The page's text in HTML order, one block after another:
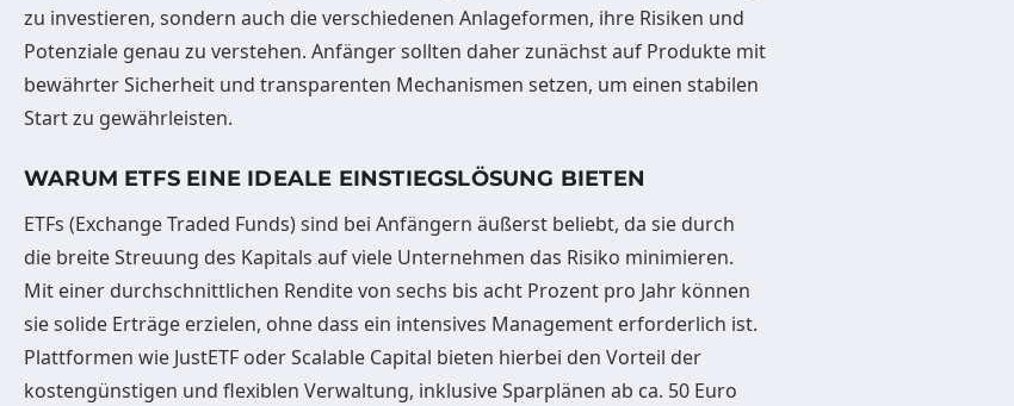
zu investieren, sondern auch die verschiedenen Anlageformen, ihre Risiken und
Potenziale genau zu verstehen. Anfänger sollten daher zunächst auf Produkte mit
bewährter Sicherheit und transparenten Mechanismen setzen, um einen stabilen
Start zu gewährleisten.
WARUM ETFS EINE IDEALE EINSTIEGSLÖSUNG BIETEN
ETFs (Exchange Traded Funds) sind bei Anfängern äußerst beliebt, da sie durch
die breite Streuung des Kapitals auf viele Unternehmen das Risiko minimieren.
Mit einer durchschnittlichen Rendite von sechs bis acht Prozent pro Jahr können
sie solide Erträge erzielen, ohne dass ein intensives Management erforderlich ist.
Plattformen wie JustETF oder Scalable Capital bieten hierbei den Vorteil der
kostengünstigen und flexiblen Verwaltung, inklusive Sparplänen ab ca. 50 Euro